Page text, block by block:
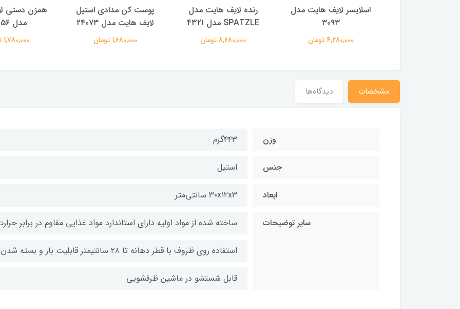
اسلایسر لایف هایت مدل
۳۰۹۳
4,280,000 تومان
رنده لایف هایت مدل
SPATZLE مدل 4321
8,680,000 تومان
پوست کن مدادی استیل
لایف هایت مدل ۲۴۰۷۳
1,680,000 تومان
همزن دستی
مدل 24056
1,780,000 تومان
مشخصات دیدگاه‌ها
وزن ۴۴۳گرم
جنس استیل
ابعاد ۳۰x۱۲x۳ سانتی‌متر
سایر توضیحات ساخته شده از مواد اولیه دارای استاندارد مواد غذایی مقاوم در برابر
استفاده روی ظروف با قطر دهانه تا ۲۸ سانتیمتر قابلیت باز و بسته شدن و قفل شدن
قابل شستشو در ماشین ظرفشویی